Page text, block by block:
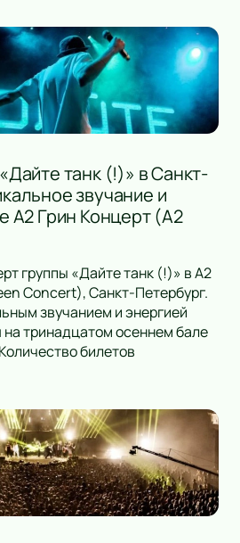
танк (!)» в Санкт-
звучание и
А2 Грин Концерт (A2
группы «Дайте танк (!)» в А2
Concert), Санкт-Петербург.
звучанием и энергией
тринадцатом осеннем бале
билетов